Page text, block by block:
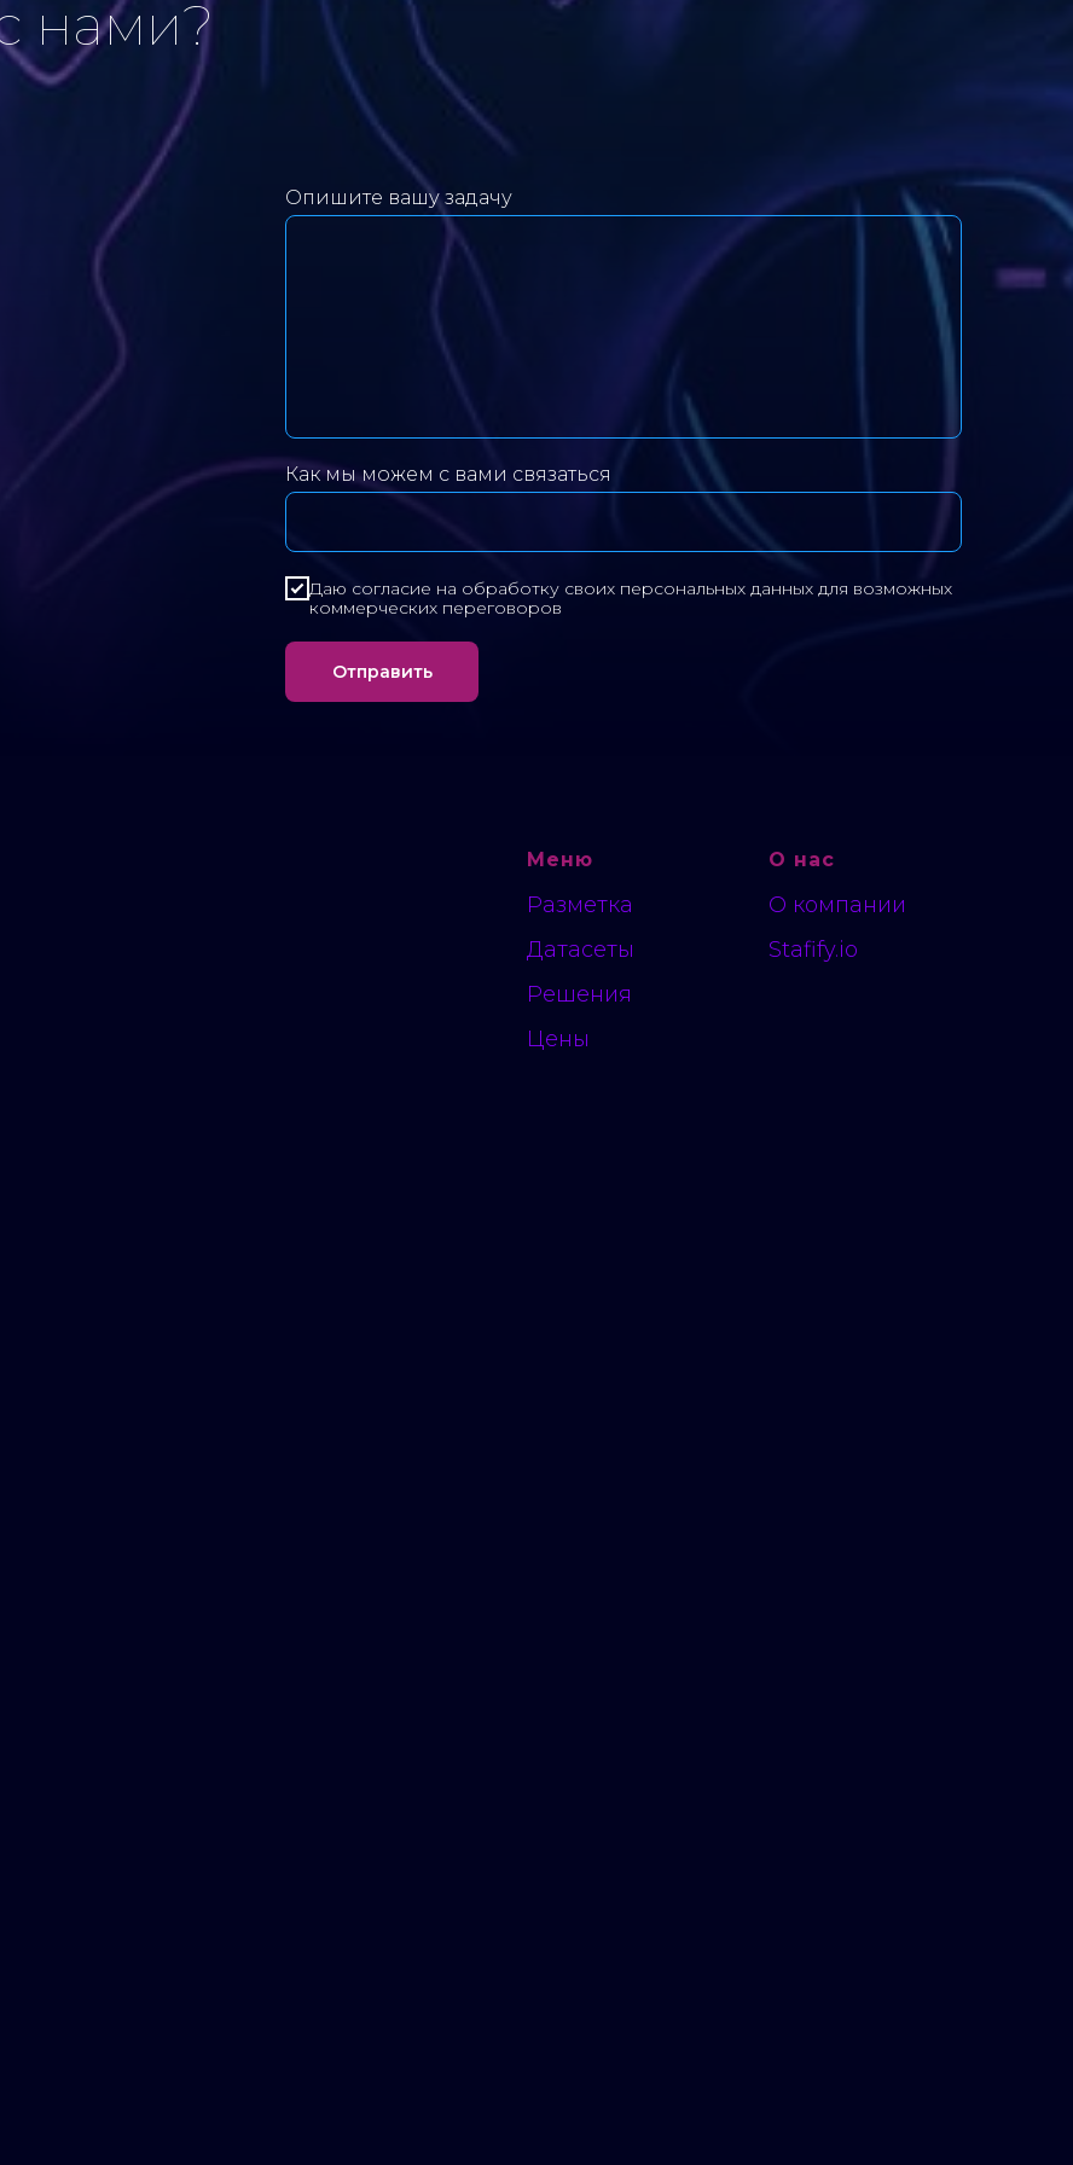
нами?
Опишите вашу задачу
Как мы можем с вами связаться
Даю согласие на обработку своих персональных данных для возможных
коммерческих переговоров
Отправить
Меню
Разметка
Датасеты
Решения
Цены
О нас
О компании
Stafify.io